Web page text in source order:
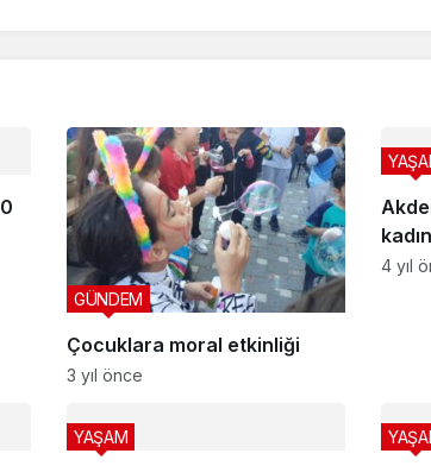
Çocuklara moral etkinliği
GÜNDEM
3 yıl önce
4 yıl
YAŞAM